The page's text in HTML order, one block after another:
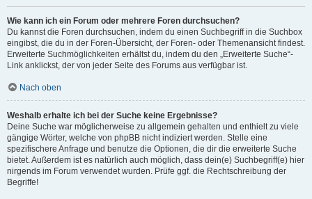
Wie kann ich ein Forum oder mehrere Foren durchsuchen?
Du kannst die Foren durchsuchen, indem du einen Suchbegriff in die Suchbox
eingibst, die du in der Foren-Übersicht, der Foren- oder Themenansicht findest.
Erweiterte Suchmöglichkeiten erhältst du, indem du den „Erweiterte Suche“-
Link anklickst, der von jeder Seite des Forums aus verfügbar ist.
Nach oben
Weshalb erhalte ich bei der Suche keine Ergebnisse?
Deine Suche war möglicherweise zu allgemein gehalten und enthielt zu viele
gängige Wörter, welche von phpBB nicht indiziert werden. Stelle eine
spezifischere Anfrage und benutze die Optionen, die dir die erweiterte Suche
bietet. Außerdem ist es natürlich auch möglich, dass dein(e) Suchbegriff(e) hier
nirgends im Forum verwendet wurden. Prüfe ggf. die Rechtschreibung der
Begriffe!